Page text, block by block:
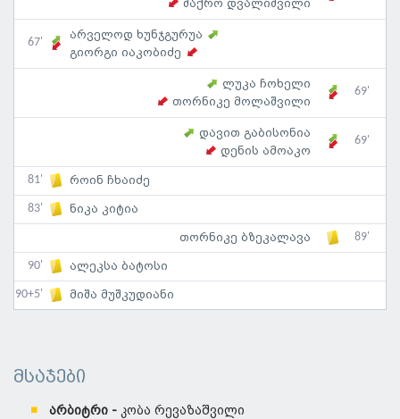
შაქრო დვალიშვილი
67'
არველოდ ხუნჯგურუა
გიორგი იაკობიძე
ლუკა ჩოხელი
თორნიკე მოლაშვილი
69'
დავით გაბისონია
დენის ამოაკო
69'
81' როინ ჩხაიძე
83' ნიკა კიტია
თორნიკე ბზეკალავა 89'
90' ალეკსა ბატოსი
90+5' მიშა მუშკუდიანი
მსაჯები
არბიტრი - კობა რევაზაშვილი